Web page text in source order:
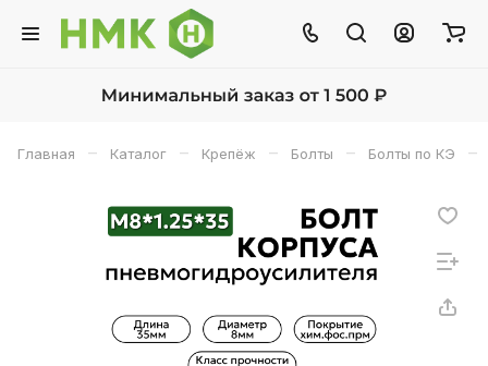
Главная – Каталог – Крепёж – Болты – Болты по КЭ –